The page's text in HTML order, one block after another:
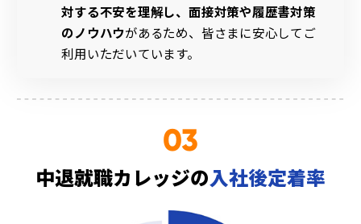
対する不安を理解し、面接対策や履歴書対策
のノウハウがあるため、皆さまに安心してご
利用いただいています。
03
中退就職カレッジの入社後定着率